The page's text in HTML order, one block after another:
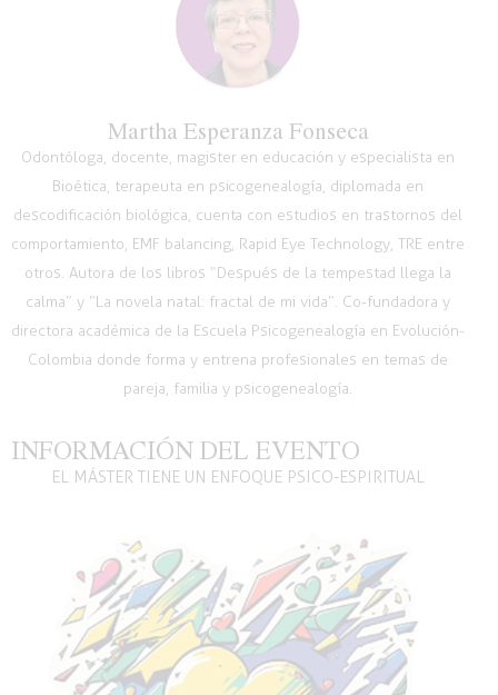
Martha Esperanza Fonseca
Odontóloga, docente, magister en educación y especialista en
Bioética, terapeuta en psicogenealogía, diplomada en
descodificación biológica, cuenta con estudios en trastornos del
comportamiento, EMF balancing, Rapid Eye Technology, TRE entre
otros. Autora de los libros “Después de la tempestad llega la
calma” y “La novela natal: fractal de mi vida”. Co-fundadora y
directora académica de la Escuela Psicogenealogía en Evolución-
Colombia donde forma y entrena profesionales en temas de
pareja, familia y psicogenealogía.
INFORMACIÓN DEL EVENTO
EL MÁSTER TIENE UN ENFOQUE PSICO-ESPIRITUAL